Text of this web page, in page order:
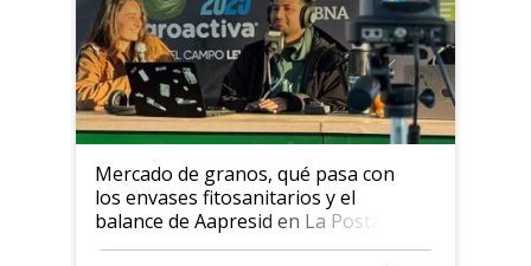
Mercado de granos, qué pasa con
los envases fitosanitarios y el
balance de Aapresid en La Posta